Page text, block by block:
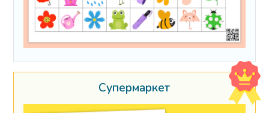
Супермаркет